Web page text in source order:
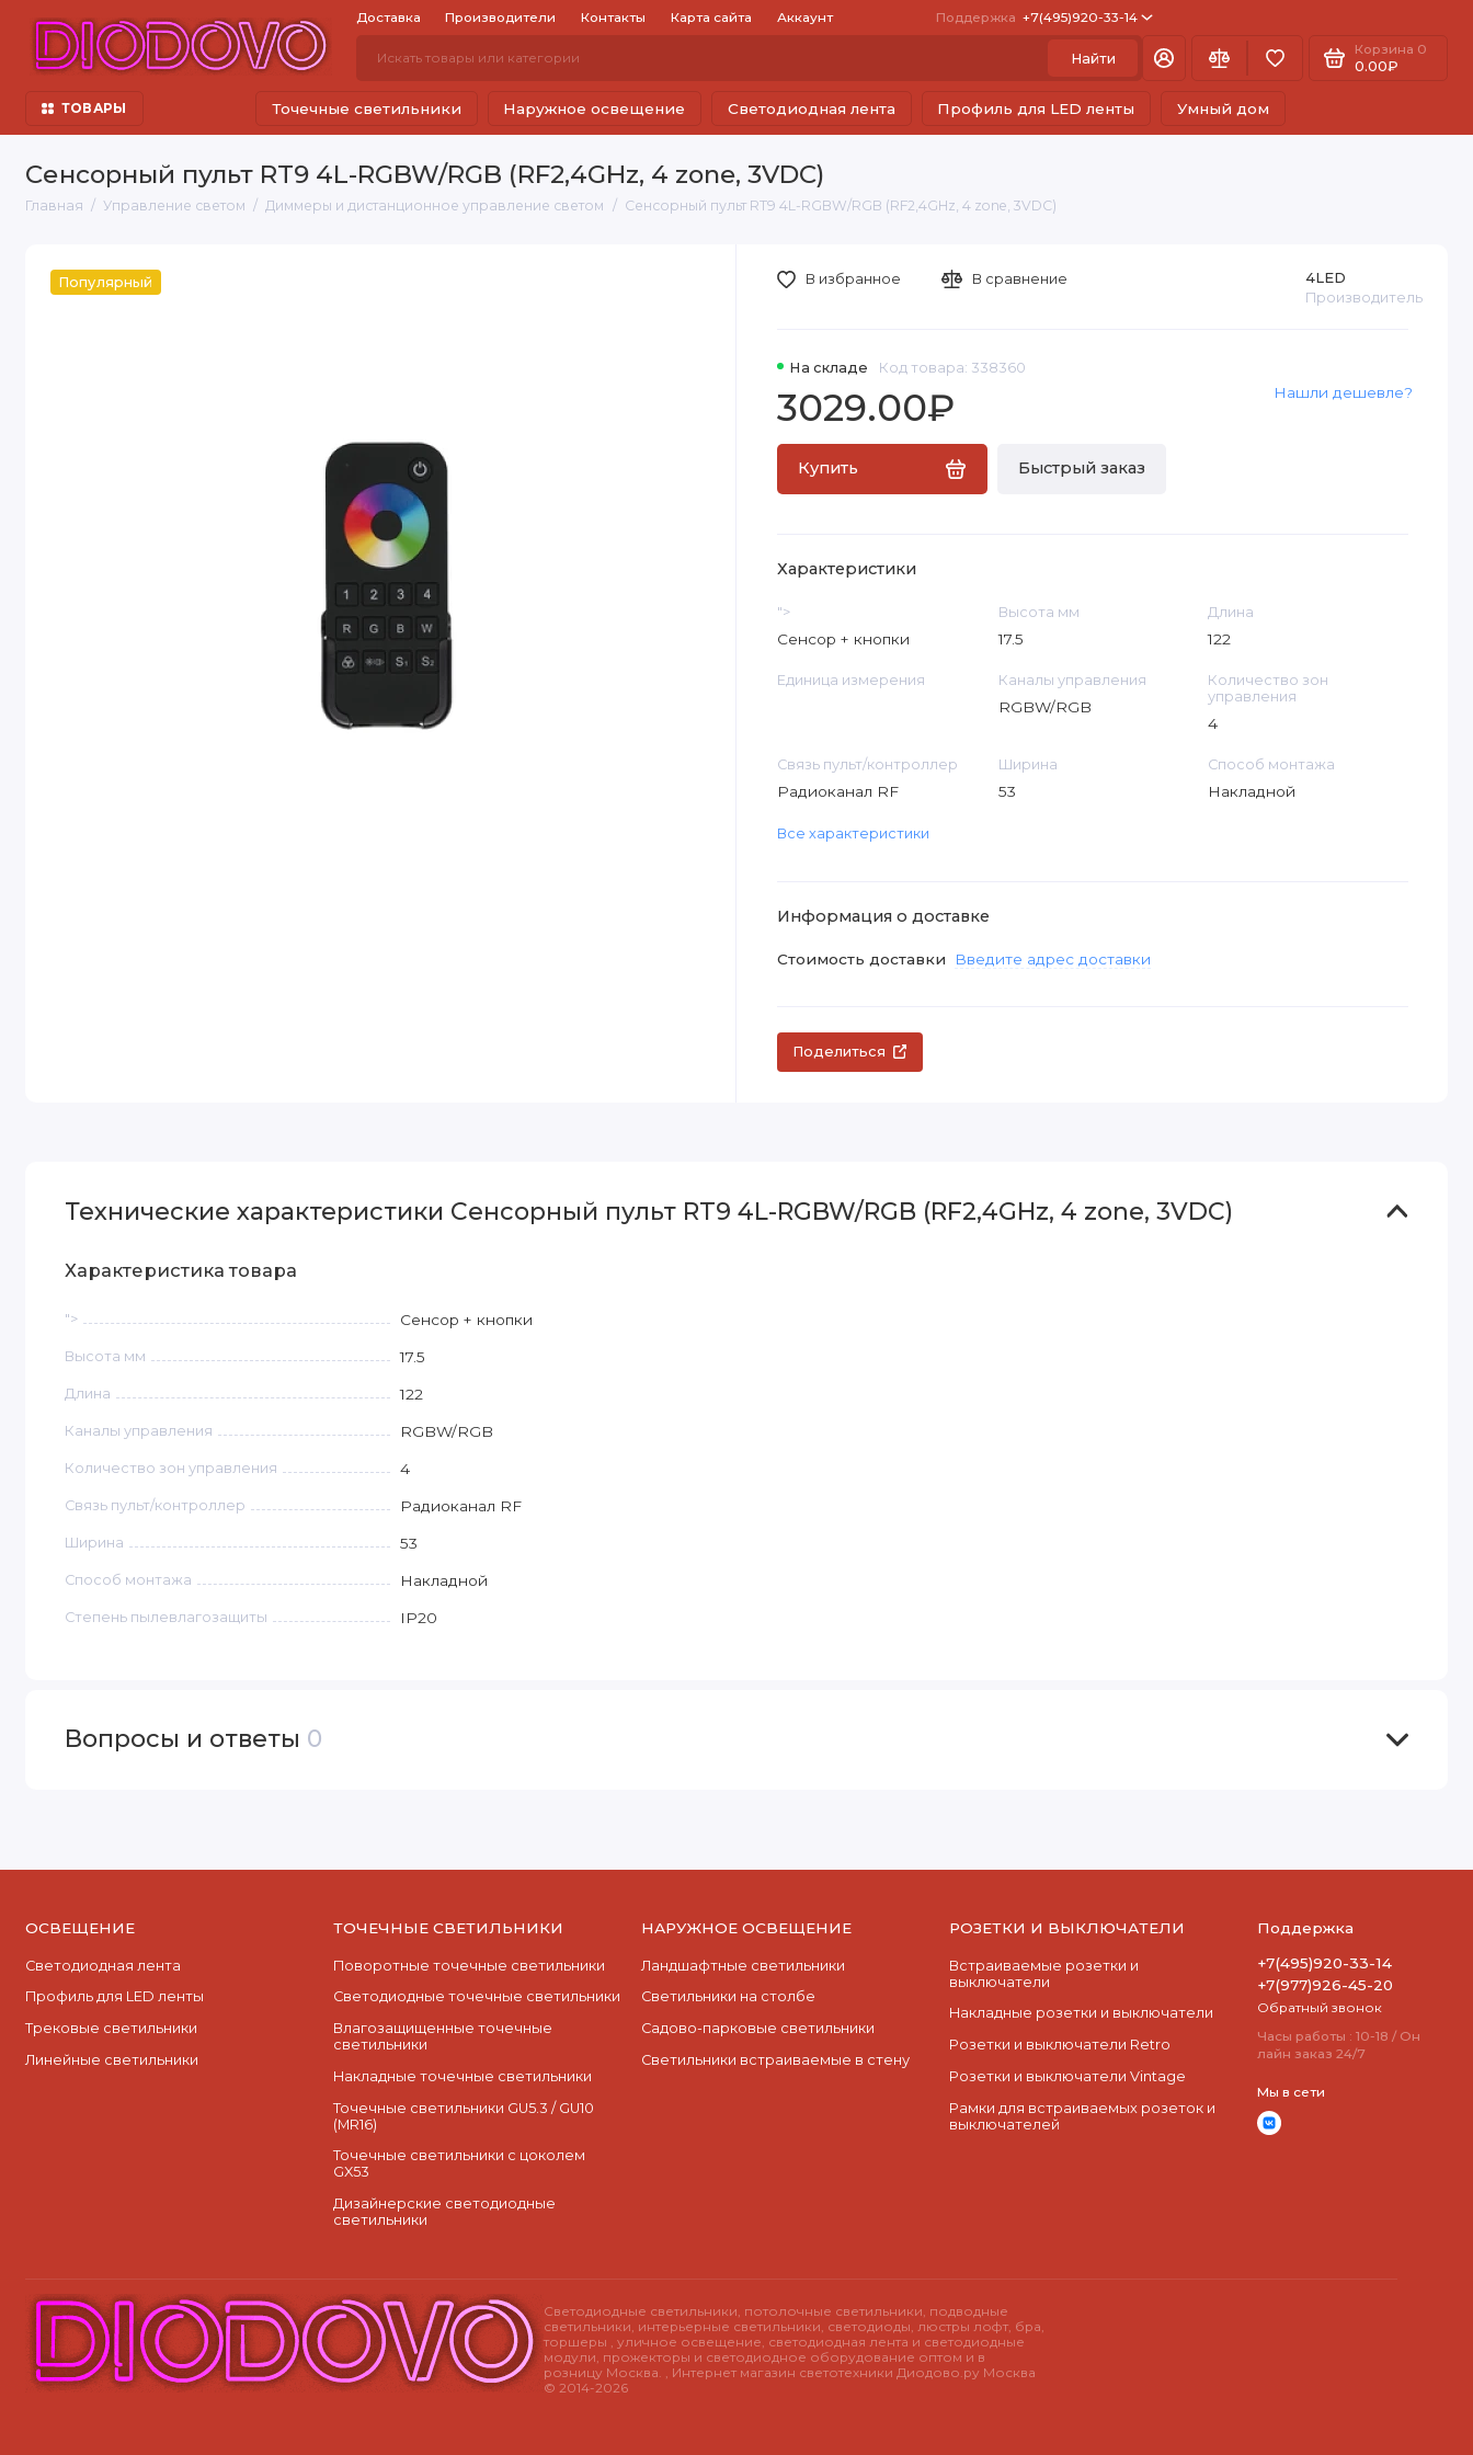
Доставка Производители Контакты Карта сайта Аккаунт Поддержка +7(495)920-33-14
Найти
Корзина 0
0.00₽
ТОВАРЫ Точечные светильники Наружное освещение Светодиодная лента Профиль для LED ленты Умный дом
Сенсорный пульт RT9 4L-RGBW/RGB (RF2,4GHz, 4 zone, 3VDC)
Главная Управление светом Диммеры и дистанционное управление светом Сенсорный пульт RT9 4L-RGBW/RGB (RF2,4GHz, 4 zone, 3VDC)
Популярный
На складе Код товара: 338360
4LED
Производитель
3029.00₽
Купить Быстрый заказ
Нашли дешевле?
В избранное В сравнение
Характеристики
">
Сенсор + кнопки
Высота мм
17.5
Длина
122
Единица измерения Каналы управления
RGBW/RGB
Количество зон
управления
4
Связь пульт/контроллер
Радиоканал RF
Ширина
53
Способ монтажа
Накладной
Все характеристики
Информация о доставке
Стоимость доставки Введите адрес доставки
Поделиться
Технические характеристики Сенсорный пульт RT9 4L-RGBW/RGB (RF2,4GHz, 4 zone, 3VDC)
Характеристика товара
"> Сенсор + кнопки
Высота мм 17.5
Длина 122
Каналы управления RGBW/RGB
Количество зон управления 4
Связь пульт/контроллер Радиоканал RF
Ширина 53
Способ монтажа Накладной
Степень пылевлагозащиты IP20
Вопросы и ответы 0
ОСВЕЩЕНИЕ
Светодиодная лента
Профиль для LED ленты
Трековые светильники
Линейные светильники
ТОЧЕЧНЫЕ СВЕТИЛЬНИКИ
Поворотные точечные светильники
Cветодиодные точечные светильники
Влагозащищенные точечные
светильники
Накладные точечные светильники
Точечные светильники GU5.3 / GU10
(MR16)
Точечные светильники с цоколем
GX53
Дизайнерские светодиодные
светильники
НАРУЖНОЕ ОСВЕЩЕНИЕ
Ландшафтные светильники
Светильники на столбе
Садово-парковые светильники
Светильники встраиваемые в стену
РОЗЕТКИ И ВЫКЛЮЧАТЕЛИ
Встраиваемые розетки и
выключатели
Накладные розетки и выключатели
Розетки и выключатели Retro
Розетки и выключатели Vintage
Рамки для встраиваемых розеток и
выключателей
Поддержка
+7(495)920-33-14
+7(977)926-45-20
Обратный звонок
Часы работы : 10-18 / Он
лайн заказ 24/7
Мы в сети
Светодиодные светильники, потолочные светильники, подводные
светильники, интерьерные светильники, светодиоды, люстры лофт, бра,
торшеры , уличное освещение, светодиодная лента и светодиодные
модули, прожекторы и светодиодное оборудование оптом и в
розницу Москва. , Интернет магазин светотехники Диодово.ру Москва
© 2014-2026